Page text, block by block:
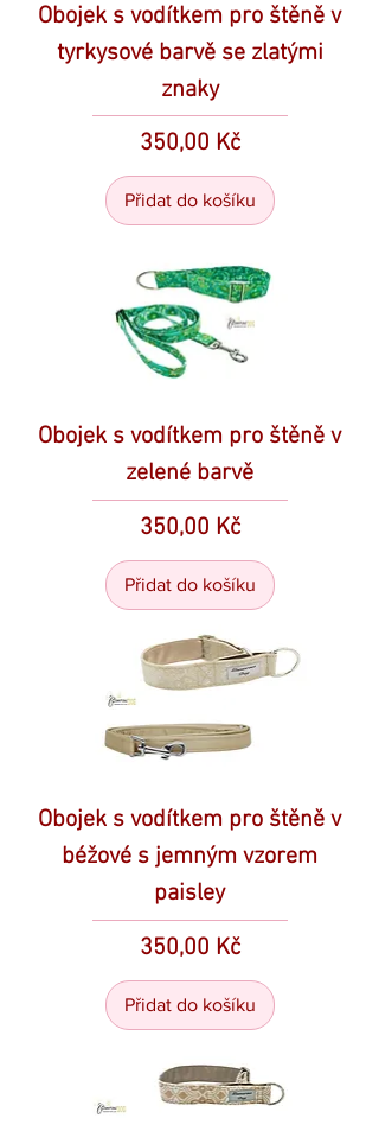
Obojek s vodítkem pro štěně v
tyrkysové barvě se zlatými
znaky
Cena
350,00 Kč
Přidat do košíku
Obojek s vodítkem pro štěně v
zelené barvě
Cena
350,00 Kč
Přidat do košíku
Obojek s vodítkem pro štěně v
béžové s jemným vzorem
paisley
Cena
350,00 Kč
Přidat do košíku